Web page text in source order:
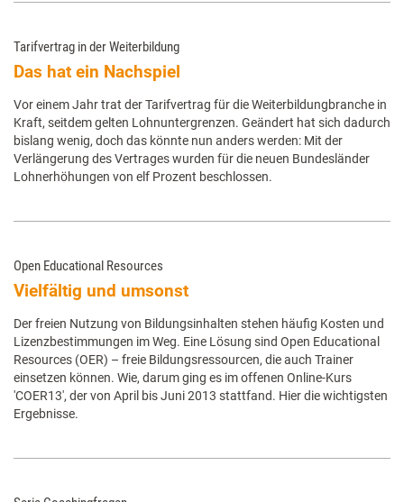
Tarifvertrag in der Weiterbildung
Das hat ein Nachspiel
Vor einem Jahr trat der Tarifvertrag für die Weiterbildungbranche in
Kraft, seitdem gelten Lohnuntergrenzen. Geändert hat sich dadurch
bislang wenig, doch das könnte nun anders werden: Mit der
Verlängerung des Vertrages wurden für die neuen Bundesländer
Lohnerhöhungen von elf Prozent beschlossen.
Open Educational Resources
Vielfältig und umsonst
Der freien Nutzung von Bildungsinhalten stehen häufig Kosten und
Lizenzbestimmungen im Weg. Eine Lösung sind Open Educational
Resources (OER) – freie Bildungsressourcen, die auch Trainer
einsetzen können. Wie, darum ging es im offenen Online-Kurs
'COER13', der von April bis Juni 2013 stattfand. Hier die wichtigsten
Ergebnisse.